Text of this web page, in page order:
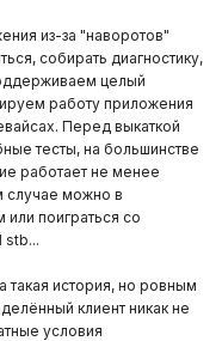
стоит 1
Ребята - это ОЧЕНЬ
предлагают
50 не бог весть
с ними
шникам.
из-за "наворотов"
собирать диагностику,
целый
работу приложения
Перед выкаткой
тесты, на большинстве
работает не менее
случае можно в
поиграться со
stb...
такая история, но ровным
клиент никак не
условия